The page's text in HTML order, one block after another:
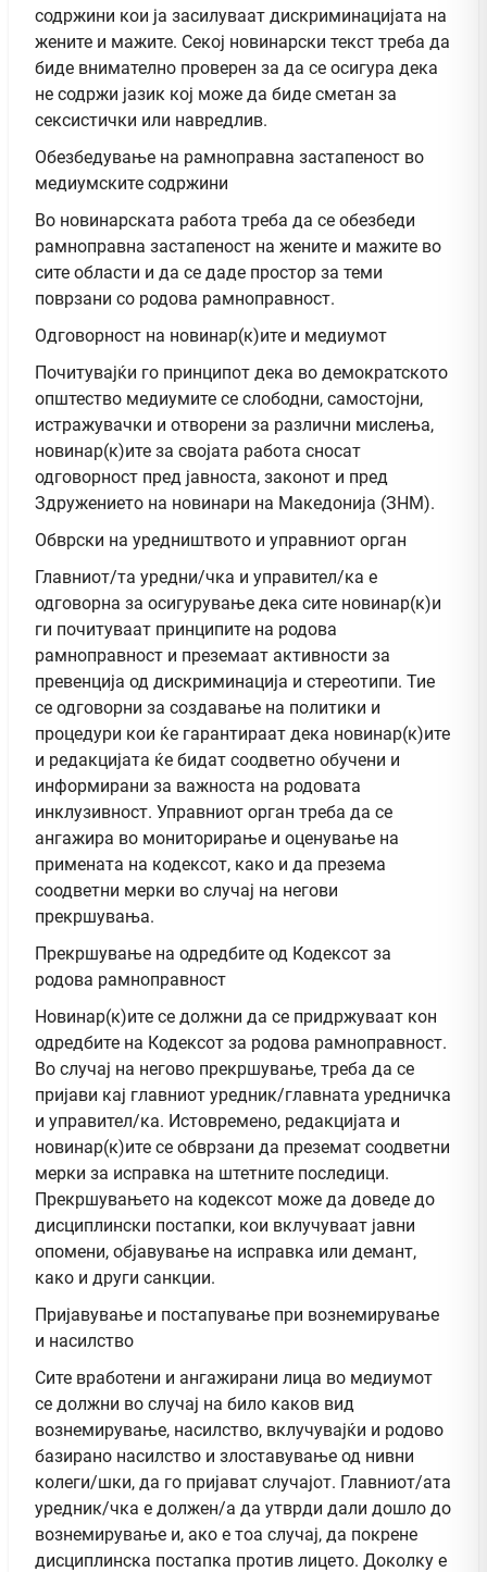
содржини кои ја засилуваат дискриминацијата на
жените и мажите. Секој новинарски текст треба да
биде внимателно проверен за да се осигура дека
не содржи јазик кој може да биде сметан за
сексистички или навредлив.
Обезбедување на рамноправна застапеност во
медиумските содржини
Во новинарската работа треба да се обезбеди
рамноправна застапеност на жените и мажите во
сите области и да се даде простор за теми
поврзани со родова рамноправност.
Одговорност на новинар(к)ите и медиумот
Почитувајќи го принципот дека во демократското
општество медиумите се слободни, самостојни,
истражувачки и отворени за различни мислења,
новинар(к)ите за својата работа сносат
одговорност пред јавноста, законот и пред
Здружението на новинари на Македонија (ЗНМ).
Обврски на уредништвото и управниот орган
Главниот/та уредни/чка и управител/ка е
одговорна за осигурување дека сите новинар(к)и
ги почитуваат принципите на родова
рамноправност и преземаат активности за
превенција од дискриминација и стереотипи. Тие
се одговорни за создавање на политики и
процедури кои ќе гарантираат дека новинар(к)ите
и редакцијата ќе бидат соодветно обучени и
информирани за важноста на родовата
инклузивност. Управниот орган треба да се
ангажира во мониторирање и оценување на
примената на кодексот, како и да презема
соодветни мерки во случај на негови
прекршувања.
Прекршување на одредбите од Кодексот за
родова рамноправност
Новинар(к)ите се должни да се придржуваат кон
одредбите на Кодексот за родова рамноправност.
Во случај на негово прекршување, треба да се
пријави кај главниот уредник/главната уредничка
и управител/ка. Истовремено, редакцијата и
новинар(к)ите се обврзани да преземат соодветни
мерки за исправка на штетните последици.
Прекршувањето на кодексот може да доведе до
дисциплински постапки, кои вклучуваат јавни
опомени, објавување на исправка или демант,
како и други санкции.
Пријавување и постапување при вознемирување
и насилство
Сите вработени и ангажирани лица во медиумот
се должни во случај на било каков вид
вознемирување, насилство, вклучувајќи и родово
базирано насилство и злоставување од нивни
колеги/шки, да го пријават случајот. Главниот/ата
уредник/чка е должен/а да утврди дали дошло до
вознемирување и, ако е тоа случај, да покрене
дисциплинска постапка против лицето. Доколку е